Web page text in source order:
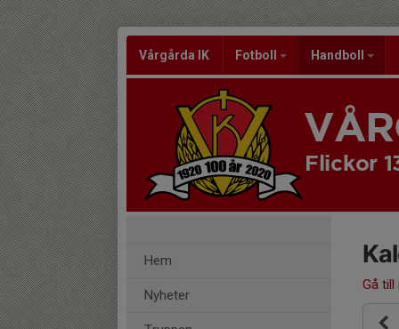
Vårgårda IK Fotboll Handboll
Flickor
Hem
Nyheter
Gå till